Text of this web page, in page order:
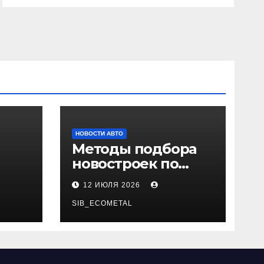
НОВОСТИ АВТО
Методы подбора
новостроек по
заданным
критериям
12 ИЮЛЯ 2026
SIB_ECOMETAL